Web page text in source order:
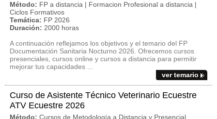
Método: FP a distancia | Formacion Profesional a distancia |
Ciclos Formativos
Temática: FP 2026
Duración: 2000 horas
A continuación reflejamos los objetivos y el temario del FP
Documentación Sanitaria Nocturno 2026. Ofrecemos cursos
presenciales, cursos online y cursos a distancia para permitir
mejorar tus capacidades ...
ver temario
Curso de Asistente Técnico Veterinario Ecuestre
ATV Ecuestre 2026
Método: Cursos de Metodología a Distancia y Presencial